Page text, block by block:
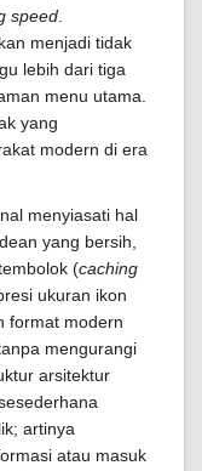
speed
menjadi tidak
lebih dari tiga
menu utama.
yang
modern di era
menyiasati hal
yang bersih,
(caching
ukuran ikon
format modern
mengurangi
arsitektur
artinya
atau masuk